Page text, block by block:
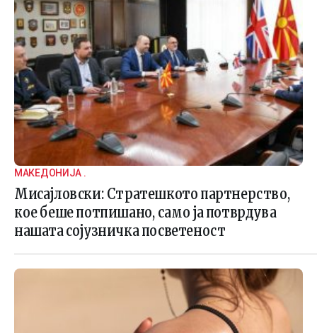
МАКЕДОНИЈА .
Мисајловски: Стратешкото партнерство,
кое беше потпишано, само ја потврдува
нашата сојузничка посветеност